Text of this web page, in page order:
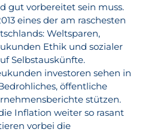
gut vorbereitet sein muss.
eines der am raschesten
Weltsparen,
Ethik und sozialer
Selbstauskünfte.
investoren sehen in
öffentliche
stützen.
Inflation weiter so rasant
vorbei die